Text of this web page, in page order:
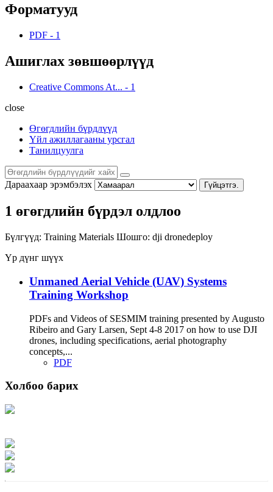
Форматууд
PDF - 1
Ашиглах зөвшөөрлүүд
Creative Commons At... - 1
close
Өгөгдлийн бүрдлүүд
Үйл ажиллагааны урсгал
Танилцуулга
Дараахаар эрэмбэлэх Гүйцэтгэ.
1 өгөгдлийн бүрдэл олдлоо
Бүлгүүд: Training Materials Шошго: dji dronedeploy
Үр дүнг шүүх
Unmaned Aerial Vehicle (UAV) Systems
Training Workshop
PDFs and Videos of SESMIM training presented by Augusto
Ribeiro and Gary Larsen, Sept 4-8 2017 on how to use DJI
drones, including specifications, aerial photography
concepts,...
PDF
Холбоо барих